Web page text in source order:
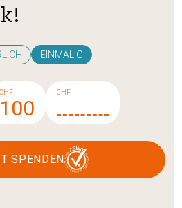
EINMALIG
CHF
100
CHF
SPENDEN